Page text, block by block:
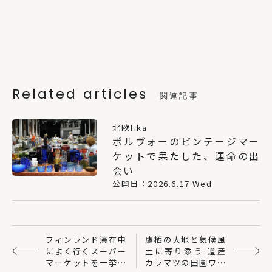
Related articles 関連記事
北欧fika
ポルヴォーのビンテージマー
ケットで果たした、運命の出
会い
公開日：2026.6.17 Wed
フィンランド滞在中
によく行くスーパー
マーケットを一挙紹
鷹栖の大地と気候風
土に寄り添う 道産
カラマツの田園ワイ